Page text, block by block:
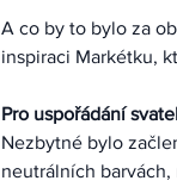
A co by to bylo za
inspiraci Markétku,
Pro uspořádání
Nezbytné bylo
neutrálních